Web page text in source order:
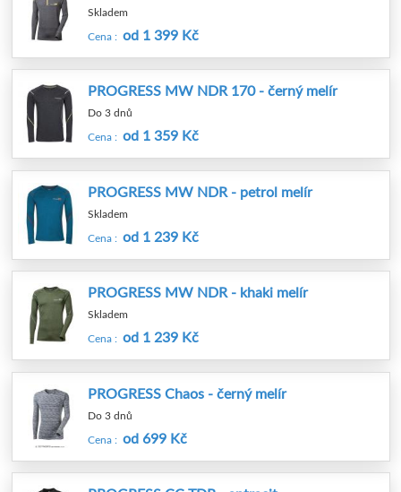
Skladem
Cena : od 1 399 Kč
PROGRESS MW NDR 170 - černý melír
Do 3 dnů
Cena : od 1 359 Kč
PROGRESS MW NDR - petrol melír
Skladem
Cena : od 1 239 Kč
PROGRESS MW NDR - khaki melír
Skladem
Cena : od 1 239 Kč
PROGRESS Chaos - černý melír
Do 3 dnů
Cena : od 699 Kč